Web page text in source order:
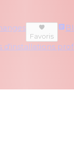
Favoris
d'installations